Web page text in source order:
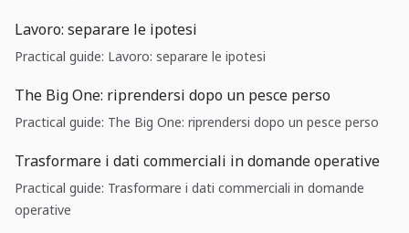
Lavoro: separare le ipotesi
Practical guide: Lavoro: separare le ipotesi
The Big One: riprendersi dopo un pesce perso
Practical guide: The Big One: riprendersi dopo un pesce perso
Trasformare i dati commerciali in domande operative
Practical guide: Trasformare i dati commerciali in domande
operative